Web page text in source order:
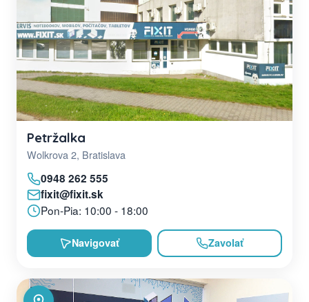
Petržalka
Wolkrova 2, Bratislava
0948 262 555
fixit@fixit.sk
Pon-Pia: 10:00 - 18:00
Navigovať Zavolať